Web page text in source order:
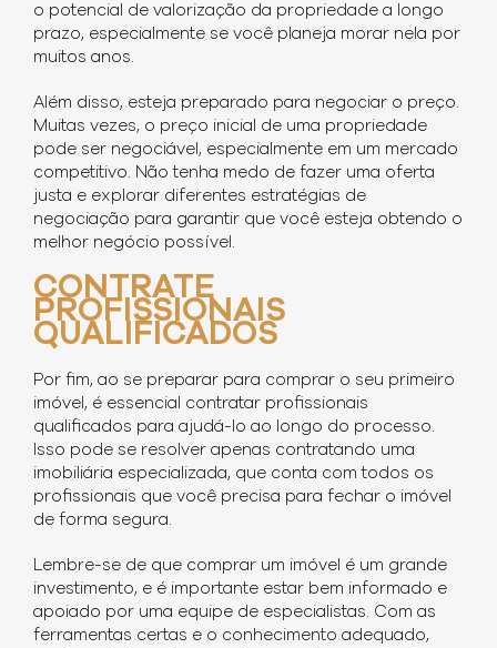
o potencial de valorização da propriedade a longo
prazo, especialmente se você planeja morar nela por
muitos anos.
Além disso, esteja preparado para negociar o preço.
Muitas vezes, o preço inicial de uma propriedade
pode ser negociável, especialmente em um mercado
competitivo. Não tenha medo de fazer uma oferta
justa e explorar diferentes estratégias de
negociação para garantir que você esteja obtendo o
melhor negócio possível.
CONTRATE
PROFISSIONAIS
QUALIFICADOS
Por fim, ao se preparar para comprar o seu primeiro
imóvel, é essencial contratar profissionais
qualificados para ajudá-lo ao longo do processo.
Isso pode se resolver apenas contratando uma
imobiliária especializada, que conta com todos os
profissionais que você precisa para fechar o imóvel
de forma segura.
Lembre-se de que comprar um imóvel é um grande
investimento, e é importante estar bem informado e
apoiado por uma equipe de especialistas. Com as
ferramentas certas e o conhecimento adequado,